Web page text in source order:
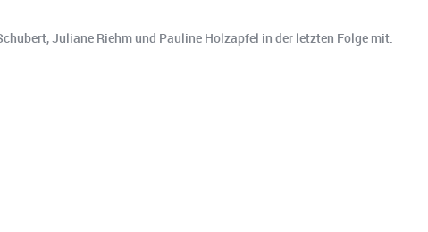
Juliane Riehm und Pauline Holzapfel in der letzten Folge mit.